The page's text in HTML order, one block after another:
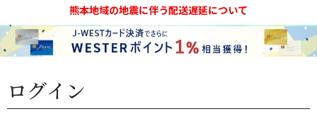
熊本地域の地震に伴う配送遅延について
ログイン